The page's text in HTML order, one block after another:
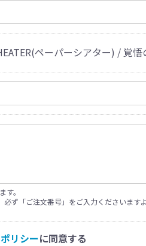
ペーパーシアター) / 覚
。
ず「ご注文番号」をご入力くださいます
リシーに同意する